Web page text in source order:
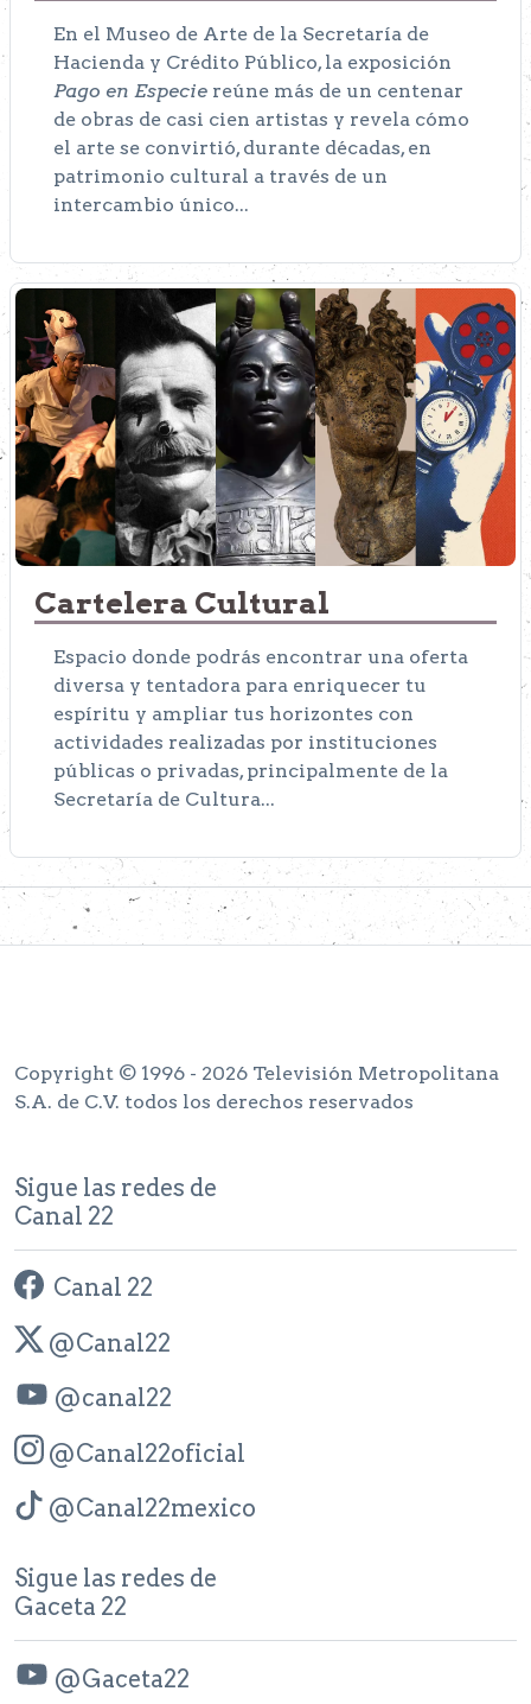
En el Museo de Arte de la Secretaría de
Hacienda y Crédito Público, la exposición
Pago en Especie reúne más de un centenar
de obras de casi cien artistas y revela cómo
el arte se convirtió, durante décadas, en
patrimonio cultural a través de un
intercambio único...
Cartelera Cultural
Espacio donde podrás encontrar una oferta
diversa y tentadora para enriquecer tu
espíritu y ampliar tus horizontes con
actividades realizadas por instituciones
públicas o privadas, principalmente de la
Secretaría de Cultura...
Copyright © 1996 - 2026 Televisión Metropolitana
S.A. de C.V. todos los derechos reservados
Sigue las redes de
Canal 22
Canal 22
@Canal22
@canal22
@Canal22oficial
@Canal22mexico
Sigue las redes de
Gaceta 22
@Gaceta22